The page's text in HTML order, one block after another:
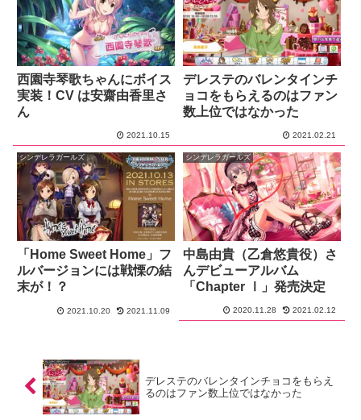
西園寺琴歌ちゃんにボイス
実装！CV は安齋由香里さ
ん
2021.10.15
デレステのバレンタインチ
ョコをもらえるのはファン
数上位ではなかった
2021.02.21
シンデレラガールズ
「Home Sweet Home」フ
ルバージョンには戦慄の結
末が！？
2021.10.20 2021.11.09
シンデレラガールズ
中島由貴（乙倉悠貴役）さ
んデビューアルバム
「Chapter Ⅰ」発売決定
2020.11.28 2021.02.12
デレステのバレンタインチョコをもらえ
るのはファン数上位ではなかった